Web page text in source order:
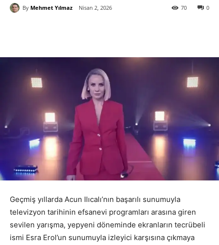
By Mehmet Yılmaz Nisan 2, 2026 0
70
Geçmiş yıllarda Acun Ilıcalı’nın başarılı sunumuyla
televizyon tarihinin efsanevi programları arasına giren
sevilen yarışma, yepyeni döneminde ekranların tecrübeli
ismi Esra Erol’un sunumuyla izleyici karşısına çıkmaya